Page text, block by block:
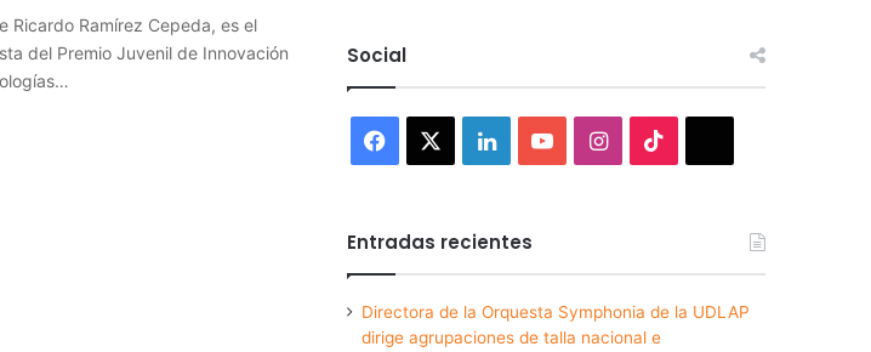
Ricardo Ramírez Cepeda, es el
del Premio Juvenil de Innovación
Social
Facebook LinkedInYouTubeInstagram
Entradas recientes
Directora de la Orquesta Symphonia de la UDLAP
dirige agrupaciones de talla nacional e